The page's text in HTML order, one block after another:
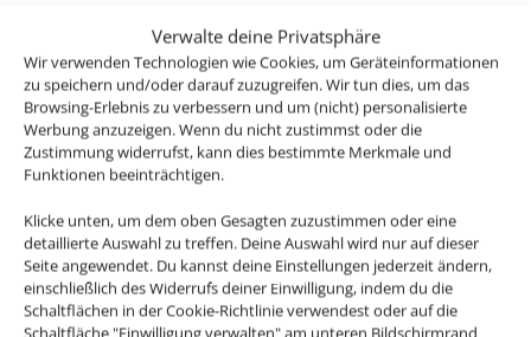
Verwalte deine Privatsphäre
Wir verwenden Technologien wie Cookies, um Geräteinformationen
zu speichern und/oder darauf zuzugreifen. Wir tun dies, um das
Browsing-Erlebnis zu verbessern und um (nicht) personalisierte
Werbung anzuzeigen. Wenn du nicht zustimmst oder die
Zustimmung widerrufst, kann dies bestimmte Merkmale und
Funktionen beeinträchtigen.
Klicke unten, um dem oben Gesagten zuzustimmen oder eine
detaillierte Auswahl zu treffen. Deine Auswahl wird nur auf dieser
Seite angewendet. Du kannst deine Einstellungen jederzeit ändern,
einschließlich des Widerrufs deiner Einwilligung, indem du die
Schaltflächen in der Cookie-Richtlinie verwendest oder auf die
Schaltfläche "Einwilligung verwalten" am unteren Bildschirmrand
Durchmesser Lochausschnitt
dimmbar 10-100% der Lichtleistung, bei einer
hohen Farbwiedergabe von 90 Cri
großer Abstrahlwinkel von 100°
3,3W statt vergleichbarer 25W Halogenlampe
einfache Montage und individuelle
Zusammenstellung: Einfach deine gewünschte
und benötigte Setgröße & Lichtfarbe oben
auswählen